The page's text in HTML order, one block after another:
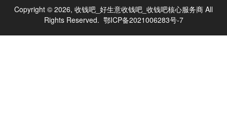
Copyright © 2026, 收钱吧_好生意收钱吧_收钱吧核心服务商 All
Rights Reserved. 鄂ICP备2021006283号-7